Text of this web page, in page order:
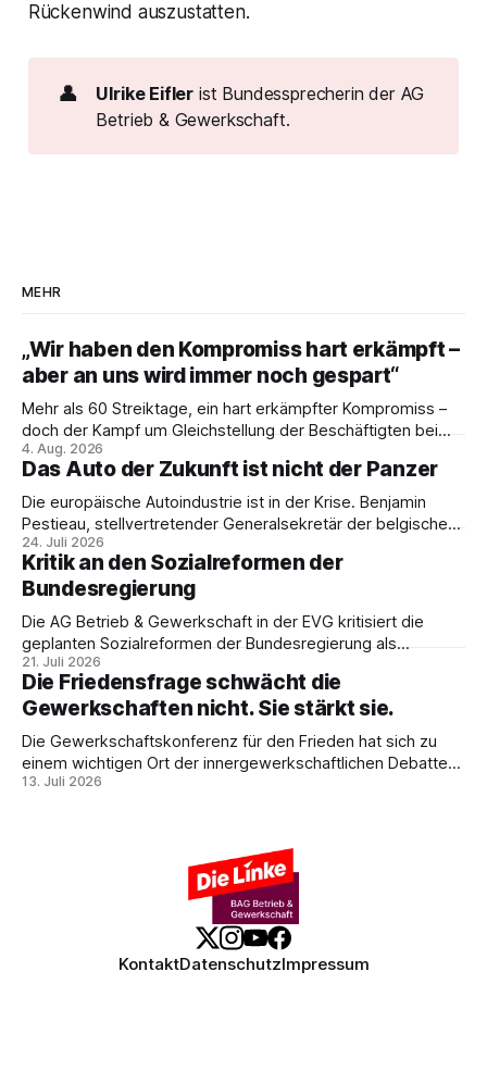
Rückenwind auszustatten.
👤 Ulrike Eifler ist Bundessprecherin der AG
Betrieb & Gewerkschaft.
MEHR
„Wir haben den Kompromiss hart erkämpft –
aber an uns wird immer noch gespart“
Mehr als 60 Streiktage, ein hart erkämpfter Kompromiss –
doch der Kampf um Gleichstellung der Beschäftigten bei
den Vivantes-Töchtern geht weiter. Im Gespräch mit Julia-
C. Stange zieht Nicodem Tomkowiak Bilanz des
Erzwingungsstreiks und formuliert klare Erwartungen an die
Politik.
4. Aug. 2026
Das Auto der Zukunft ist nicht der Panzer
Die europäische Autoindustrie ist in der Krise. Benjamin
Pestieau, stellvertretender Generalsekretär der belgischen
PTB, zeigt, warum das kein technisches Schicksal ist – und
weshalb die Antwort nicht Aufrüstung, sondern eine
demokratische Industriepolitik im Interesse der
Beschäftigten sein muss.
24. Juli 2026
Kritik an den Sozialreformen der
Bundesregierung
Die AG Betrieb & Gewerkschaft in der EVG kritisiert die
geplanten Sozialreformen der Bundesregierung als
Belastung für Beschäftigte und Sozialstaat. In ihrer
Stellungnahme fordert sie Umverteilung, Investitionen und
gemeinsamen gewerkschaftlichen Widerstand gegen
Sozialabbau.
21. Juli 2026
Die Friedensfrage schwächt die
Gewerkschaften nicht. Sie stärkt sie.
Die Gewerkschaftskonferenz für den Frieden hat sich zu
einem wichtigen Ort der innergewerkschaftlichen Debatte
entwickelt. Ulrike Eifler erklärt, warum Friedenspolitik und
13. Juli 2026
KontaktDatenschutzImpressum